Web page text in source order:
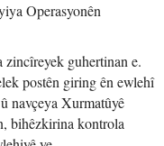
Operasyonên
guhertinan e.
postên giring ên ewlehî
navçeya Xurmatûyê
bihêzkirina kontrola